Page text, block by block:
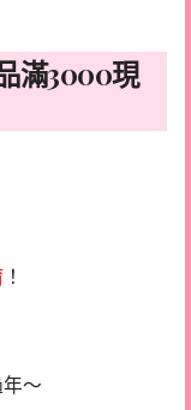
滿3000現
！
～